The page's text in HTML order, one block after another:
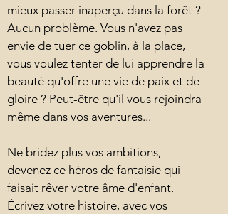
mieux passer inaperçu dans la forêt ?
Aucun problème. Vous n'avez pas
envie de tuer ce goblin, à la place,
vous voulez tenter de lui apprendre la
beauté qu'offre une vie de paix et de
gloire ? Peut-être qu'il vous rejoindra
même dans vos aventures...
Ne bridez plus vos ambitions,
devenez ce héros de fantaisie qui
faisait rêver votre âme d'enfant.
Écrivez votre histoire, avec vos